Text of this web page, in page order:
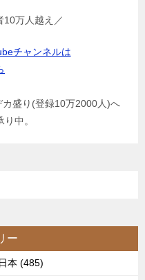
10万人越え／
チャンネルは
盛り(登録10万2000人)へ
中。
ー
本 (485)